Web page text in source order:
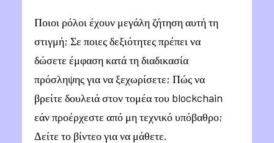
Ποιοι ρόλοι έχουν μεγάλη ζήτηση αυτή τη
στιγμή; Σε ποιες δεξιότητες πρέπει να
δώσετε έμφαση κατά τη διαδικασία
πρόσληψης για να ξεχωρίσετε; Πώς να
βρείτε δουλειά στον τομέα του blockchain
εάν προέρχεστε από μη τεχνικό υπόβαθρο;
Δείτε το βίντεο για να μάθετε.